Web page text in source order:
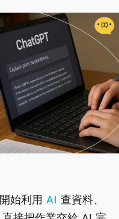
始利用 AI 查資料、